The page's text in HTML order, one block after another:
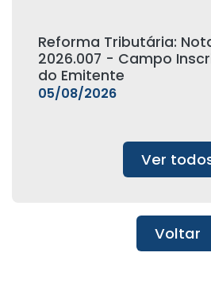
Reforma Tributária:
2026.007 - Campo
do Emitente
05/08/2026
Ver
Voltar